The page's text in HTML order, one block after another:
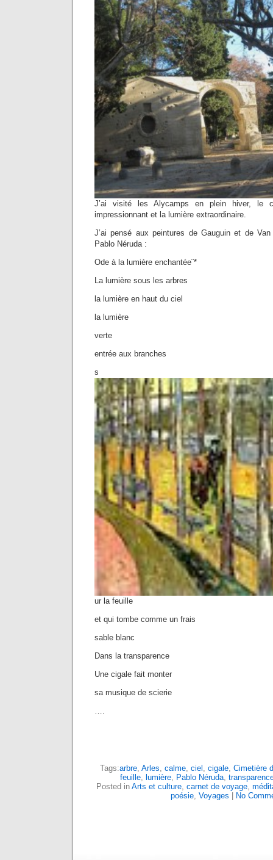
J’ai visité les Alycamps en plein hiver, le
impressionnant et la lumière extraordinaire.
J’ai pensé aux peintures de Gauguin et de
Pablo Néruda :
Ode à la lumière enchantée¨*
La lumière sous les arbres
la lumière en haut du ciel
la lumière
verte
entrée aux branches
s
ur la feuille
et qui tombe comme un frais
sable blanc
Dans la transparence
Une cigale fait monter
sa musique de scierie
Tags:arbre Arles calme ciel cigale Cimetière
feuille lumière Pablo Néruda
Posted in Arts et culture carnet de voyage
poésie, Voyages | No